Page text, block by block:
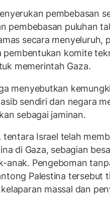
pembebasan
pembebasan puluhan
secara menyeluruh,
pembentukan komite
memerintah Gaza.
menyebutkan
sendiri dan negara
sebagai jaminan.
Israel telah
di Gaza, sebagian
anak. Pengeboman
Palestina tersebut
massal dan